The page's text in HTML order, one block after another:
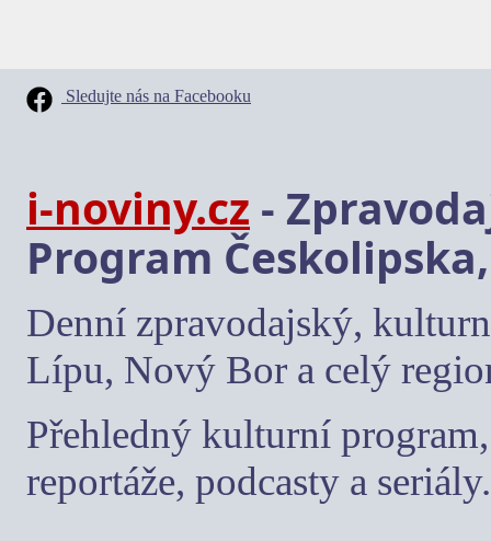
Sledujte nás na Facebooku
i-noviny.cz -
Program
Denní zpravodajský,
Lípu, Nový Bor a celý
Přehledný kulturní
reportáže, podcasty a seriály.